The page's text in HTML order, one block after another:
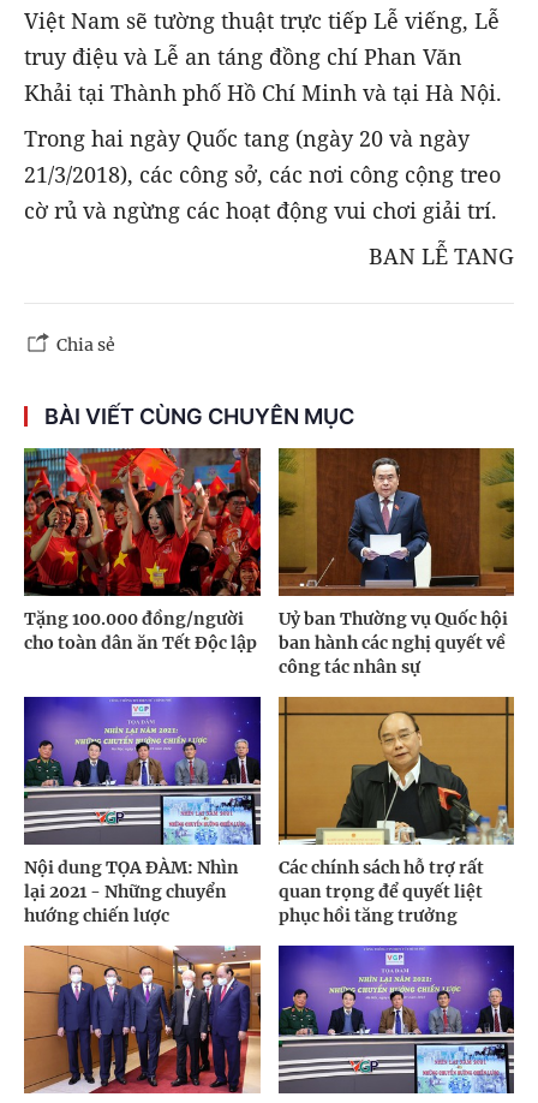
Việt Nam sẽ tường thuật trực tiếp Lễ viếng, Lễ
truy điệu và Lễ an táng đồng chí Phan Văn
Khải tại Thành phố Hồ Chí Minh và tại Hà Nội.
Trong hai ngày Quốc tang (ngày 20 và ngày
21/3/2018), các công sở, các nơi công cộng treo
cờ rủ và ngừng các hoạt động vui chơi giải trí.
BAN LỄ TANG
Chia sẻ
BÀI VIẾT CÙNG CHUYÊN MỤC
Tặng 100.000 đồng/người
cho toàn dân ăn Tết Độc lập
Uỷ ban Thường vụ Quốc hội
ban hành các nghị quyết về
công tác nhân sự
Nội dung TỌA ĐÀM: Nhìn
lại 2021 - Những chuyển
hướng chiến lược
Các chính sách hỗ trợ rất
quan trọng để quyết liệt
phục hồi tăng trưởng